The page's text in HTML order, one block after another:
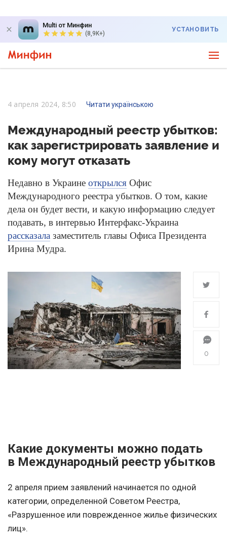
Multi от Минфин
(8,9K+)
УСТАНОВИТЬ
4 апреля 2024, 8:50 Читати українською
Международный реестр убытков:
как зарегистрировать заявление и
кому могут отказать
Недавно в Украине открылся Офис
Международного реестра убытков. О том, какие
дела он будет вести, и какую информацию следует
подавать, в интервью Интерфакс-Украина
рассказала заместитель главы Офиса Президента
Ирина Мудра.
0
Какие документы можно подать
в Международный реестр убытков
2 апреля прием заявлений начинается по одной
категории, определенной Советом Реестра,
«Разрушенное или поврежденное жилье физических
лиц».